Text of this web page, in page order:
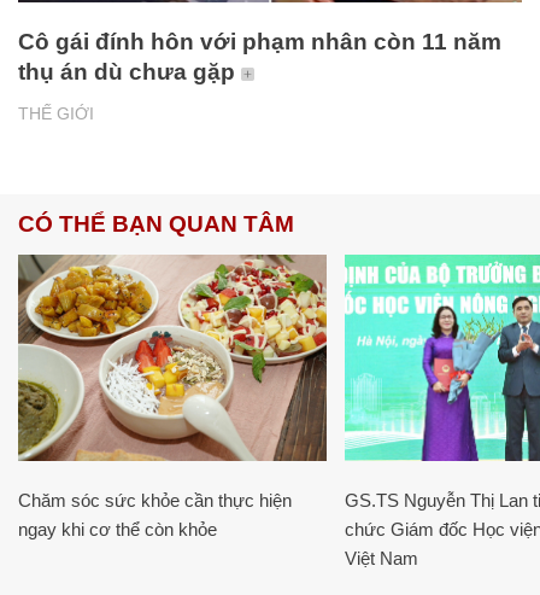
THẾ GIỚI
Cô gái đính hôn với phạm nhân còn 11 năm
thụ án dù chưa gặp
CÓ THỂ BẠN QUAN TÂM
Chăm sóc sức khỏe cần thực hiện
ngay khi cơ thể còn khỏe
GS.TS Nguyễn Thị Lan
chức Giám đốc Học
Việt Nam